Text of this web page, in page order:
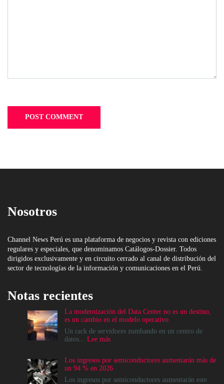
Nosotros
Channel News Perú es una plataforma de negocios y revista con ediciones
regulares y especiales, que denominamos Catálogos-Dossier. Todos
dirigidos exclusivamente y en circuito cerrado al canal de distribución del
sector de tecnologías de la información y comunicaciones en el Perú.
Notas recientes
La modernización del Data Center no es un destino,
es un cambio en el modelo operativo
Un rack de servidores zumbando en un centro de
datos... Lee más:
del
Data
Center
Los ingresos por semiconductores aumentarán más de
un 94 % en 2026
Los ingresos por semiconductores aumentarán este